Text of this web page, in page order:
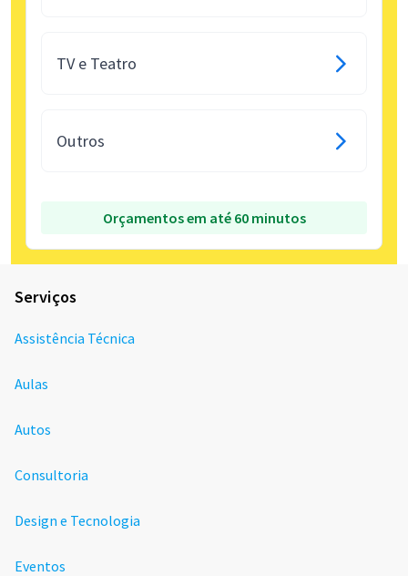
TV e Teatro
Outros
Orçamentos em até 60 minutos
Serviços
Assistência Técnica
Aulas
Autos
Consultoria
Design e Tecnologia
Eventos